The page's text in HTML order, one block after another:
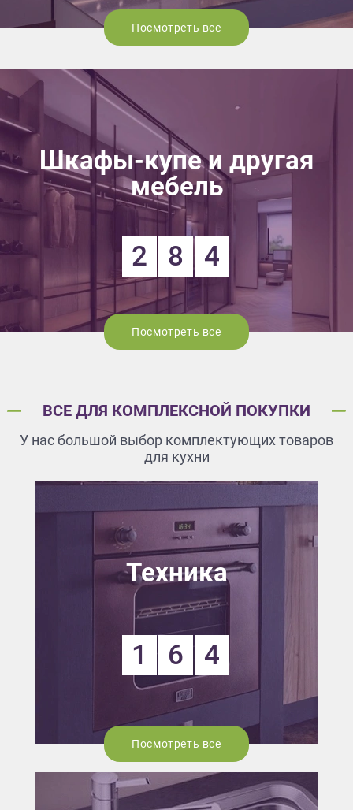
Посмотреть все
Шкафы-купе и другая
мебель
2 8 4
Посмотреть все
ВСЕ ДЛЯ КОМПЛЕКСНОЙ ПОКУПКИ
У нас большой выбор комплектующих товаров
для кухни
Техника
1 6 4
Посмотреть все